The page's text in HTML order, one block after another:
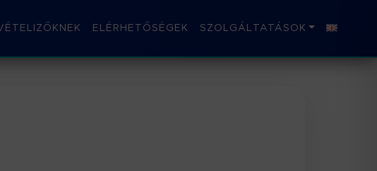
ELÉRHETŐSÉGEK SZOLGÁLTATÁSOK